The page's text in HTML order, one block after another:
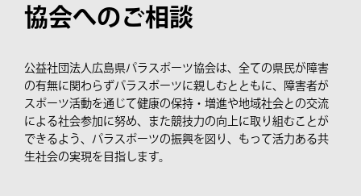
協会へのご相談
公益社団法人広島県パラスポーツ協会は、全ての県民が障害
の有無に関わらずパラスポーツに親しむとともに、障害者が
スポーツ活動を通じて健康の保持・増進や地域社会との交流
による社会参加に努め、また競技力の向上に取り組むことが
できるよう、パラスポーツの振興を図り、もって活力ある共
生社会の実現を目指します。